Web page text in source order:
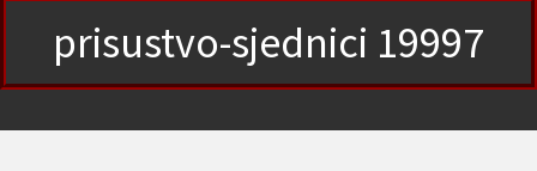
prisustvo-sjednici 19997